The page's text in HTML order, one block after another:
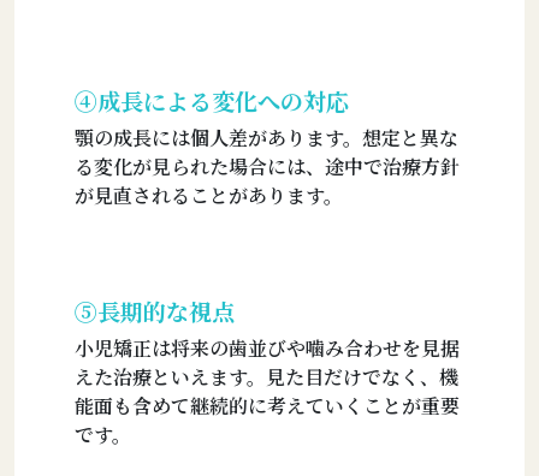
④成長による変化への対応
顎の成長には個人差があります。想定と異な
る変化が見られた場合には、途中で治療方針
が見直されることがあります。
⑤長期的な視点
小児矯正は将来の歯並びや噛み合わせを見据
えた治療といえます。見た目だけでなく、機
能面も含めて継続的に考えていくことが重要
です。